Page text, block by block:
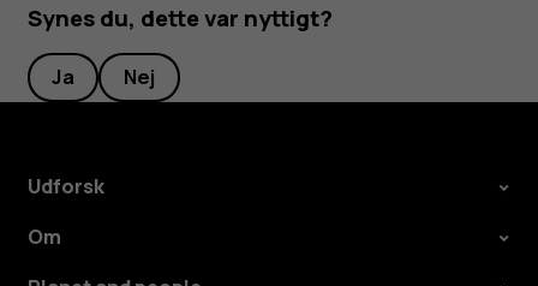
Synes du, dette var nyttigt?
Ja Nej
Udforsk
Om